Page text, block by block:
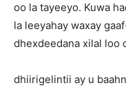
oo la tayeeyo. Kuwa
la leeyahay waxay
dhexdeedana xilal loo
dhiirigelintii ay u